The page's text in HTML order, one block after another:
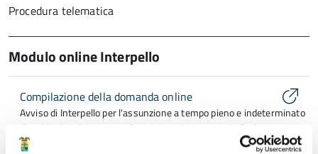
Procedura telematica
Modulo online Interpello
Compilazione della domanda online
Avviso di Interpello per l'assunzione a tempo pieno e indeterminato
di n. 5 Unita' di Istruttore Amministrativo categoria C, oltre a n. 1
Unita' a tempo pieno e determinato presso la Provincia di Modena